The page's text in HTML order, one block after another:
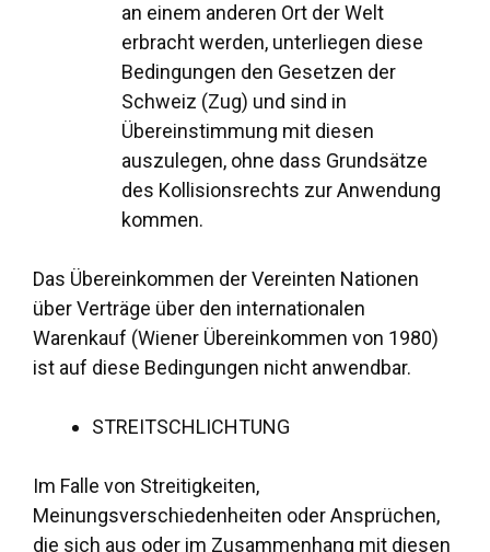
an einem anderen Ort der Welt
erbracht werden, unterliegen diese
Bedingungen den Gesetzen der
Schweiz (Zug) und sind in
Übereinstimmung mit diesen
auszulegen, ohne dass Grundsätze
des Kollisionsrechts zur Anwendung
kommen.
Das Übereinkommen der Vereinten Nationen
über Verträge über den internationalen
Warenkauf (Wiener Übereinkommen von 1980)
ist auf diese Bedingungen nicht anwendbar.
STREITSCHLICHTUNG
Im Falle von Streitigkeiten,
Meinungsverschiedenheiten oder Ansprüchen,
die sich aus oder im Zusammenhang mit diesen